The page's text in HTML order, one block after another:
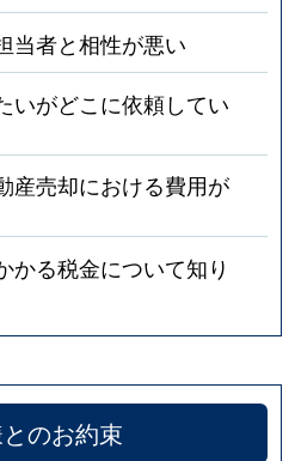
当者と相性が悪い
いがどこに依頼してい
産売却における費用が
かる税金について知り
のお約束